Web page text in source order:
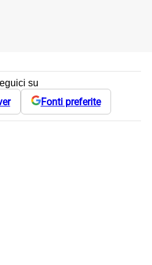
su
Fonti preferite